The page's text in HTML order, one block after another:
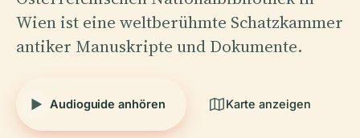
Wien ist eine weltberühmte Schatzkammer
antiker Manuskripte und Dokumente.
Audioguide anhören Karte anzeigen